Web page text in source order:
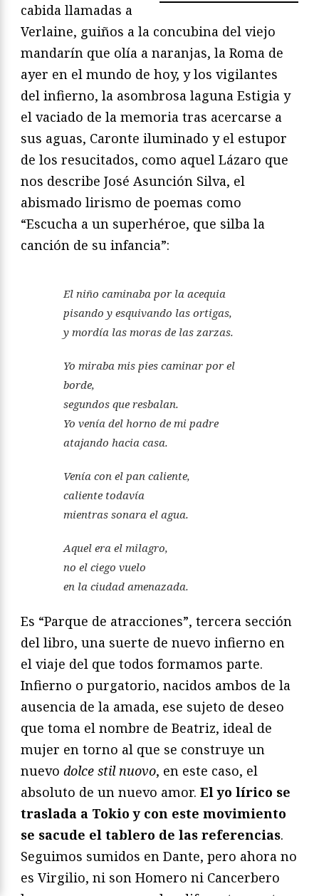
cabida llamadas a
Verlaine, guiños a la concubina del viejo
mandarín que olía a naranjas, la Roma de
ayer en el mundo de hoy, y los vigilantes
del infierno, la asombrosa laguna Estigia y
el vaciado de la memoria tras acercarse a
sus aguas, Caronte iluminado y el estupor
de los resucitados, como aquel Lázaro que
nos describe José Asunción Silva, el
abismado lirismo de poemas como
“Escucha a un superhéroe, que silba la
canción de su infancia”:
El niño caminaba por la acequia
pisando y esquivando las ortigas,
y mordía las moras de las zarzas.
Yo miraba mis pies caminar por el
borde,
segundos que resbalan.
Yo venía del horno de mi padre
atajando hacia casa.
Venía con el pan caliente,
caliente todavía
mientras sonara el agua.
Aquel era el milagro,
no el ciego vuelo
en la ciudad amenazada.
Es “Parque de atracciones”, tercera sección
del libro, una suerte de nuevo infierno en
el viaje del que todos formamos parte.
Infierno o purgatorio, nacidos ambos de la
ausencia de la amada, ese sujeto de deseo
que toma el nombre de Beatriz, ideal de
mujer en torno al que se construye un
nuevo dolce stil nuovo, en este caso, el
absoluto de un nuevo amor. El yo lírico se
traslada a Tokio y con este movimiento
se sacude el tablero de las referencias.
Seguimos sumidos en Dante, pero ahora no
es Virgilio, ni son Homero ni Cancerbero